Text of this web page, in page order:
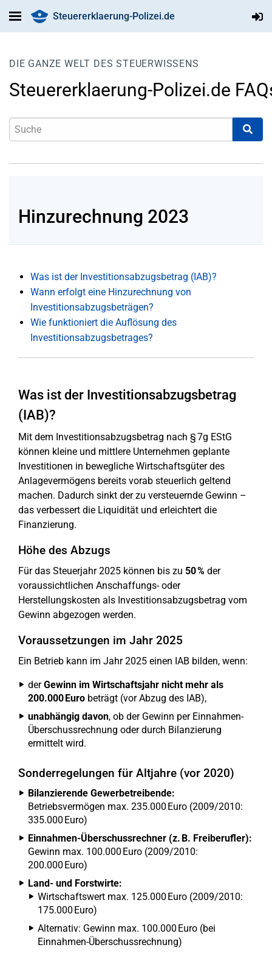
Steuererklaerung-Polizei.de
DIE GANZE WELT DES STEUERWISSENS
Steuererklaerung-Polizei.de
Hinzurechnung 2023
Was ist der Investitionsabzugsbetrag (IAB)?
Wann erfolgt eine Hinzurechnung von
Investitionsabzugsbeträgen?
Wie funktioniert die Auflösung des
Investitionsabzugsbetrages?
Was ist der Investitionsabzugsbetrag
(IAB)?
Mit dem Investitionsabzugsbetrag nach § 7g EStG
können kleine und mittlere Unternehmen geplante
Investitionen in bewegliche Wirtschaftsgüter des
Anlagevermögens bereits vorab steuerlich geltend
machen. Dadurch sinkt der zu versteuernde Gewinn –
das verbessert die Liquidität und erleichtert die
Finanzierung.
Höhe des Abzugs
Für das Steuerjahr 2025 können bis zu 50 % der
voraussichtlichen Anschaffungs- oder
Herstellungskosten als Investitionsabzugsbetrag vom
Gewinn abgezogen werden.
Voraussetzungen im Jahr 2025
Ein Betrieb kann im Jahr 2025 einen IAB bilden, wenn:
derGewinn im Wirtschaftsjahr nicht mehr als
200.000 Euro beträgt (vor Abzug des IAB),
unabhängig davon, ob der Gewinn per Einnahmen-
Überschussrechnung oder durch Bilanzierung
ermittelt wird.
Sonderregelungen für Altjahre (vor 2020)
Bilanzierende Gewerbetreibende:
Betriebsvermögen max. 235.000 Euro (2009/2010:
335.000 Euro)
Einnahmen-Überschussrechner (z. B. Freiberufler):
Gewinn max. 100.000 Euro (2009/2010:
200.000 Euro)
Land- und Forstwirte:
Wirtschaftswert max. 125.000 Euro (2009/2010:
175.000 Euro)
Alternativ: Gewinn max. 100.000 Euro (bei
Einnahmen-Überschussrechnung)